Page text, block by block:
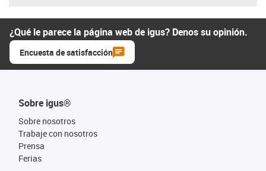
¿Qué le parece la página web de igus? Denos su opinión.
Encuesta de satisfacción
Sobre igus®
Sobre nosotros
Trabaje con nosotros
Prensa
Ferias